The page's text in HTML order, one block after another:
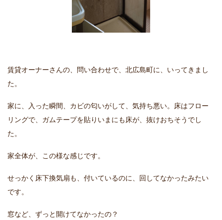
賃貸オーナーさんの、問い合わせで、北広島町に、いってきまし
た。
家に、入った瞬間、カビの匂いがして、気持ち悪い。床はフロー
リングで、ガムテープを貼りいまにも床が、抜けおちそうでし
た。
家全体が、この様な感じです。
せっかく床下換気扇も、付いているのに、回してなかったみたい
です。
窓など、ずっと開けてなかったの？